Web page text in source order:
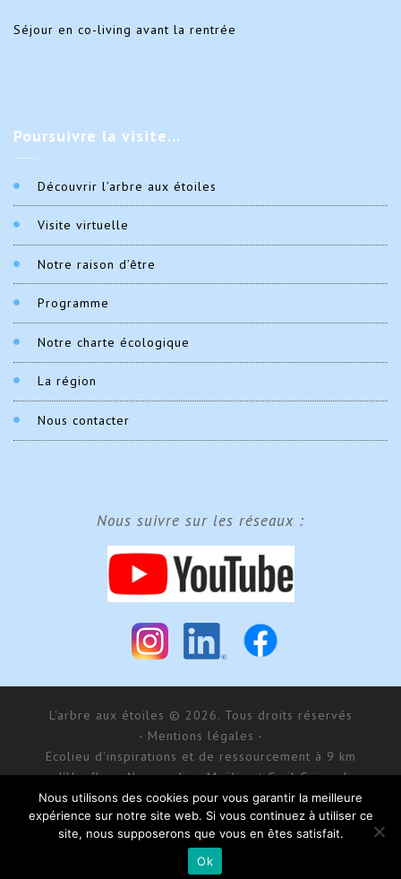
Séjour en co-living avant la rentrée
Poursuivre la visite…
Découvrir l’arbre aux étoiles
Visite virtuelle
Notre raison d’être
Programme
Notre charte écologique
La région
Nous contacter
Nous suivre sur les réseaux :
L'arbre aux étoiles © 2026. Tous droits réservés
- Mentions légales -
Ecolieu d'inspirations et de ressourcement à 9 km
d'Honfleur, Normandie - Maÿlis et Cyril Guiraud
SARL MCG Evénements au capital de 177 000 € - RCS
Bernay 488 550 781
168 impasse d’Aumale - 27 210 Fatouville-Grestain
Site réalisé par
Nous utilisons des cookies pour vous garantir la meilleure
expérience sur notre site web. Si vous continuez à utiliser ce
site, nous supposerons que vous en êtes satisfait.
Ok